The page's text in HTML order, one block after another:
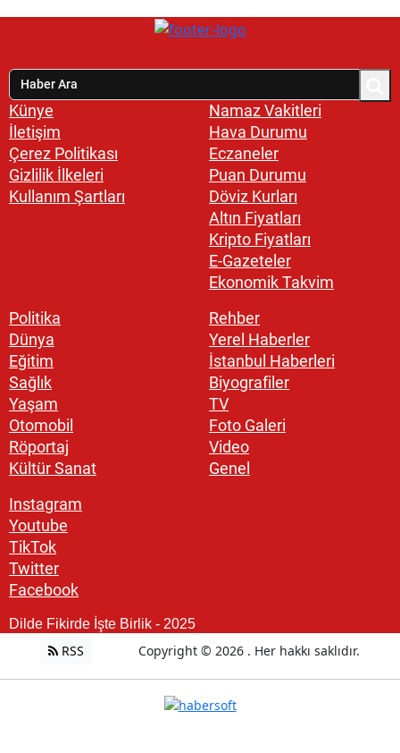
Künye
İletişim
Çerez Politikası
Gizlilik İlkeleri
Kullanım Şartları
Namaz Vakitleri
Hava Durumu
Eczaneler
Puan Durumu
Döviz Kurları
Altın Fiyatları
Kripto Fiyatları
E-Gazeteler
Ekonomik Takvim
Politika
Dünya
Eğitim
Sağlık
Yaşam
Otomobil
Röportaj
Kültür Sanat
Rehber
Yerel Haberler
İstanbul Haberleri
Biyografiler
TV
Foto Galeri
Video
Genel
Instagram
Youtube
TikTok
Twitter
Facebook
Dilde Fikirde İşte Birlik - 2025
RSS Copyright © 2026 . Her hakkı saklıdır.